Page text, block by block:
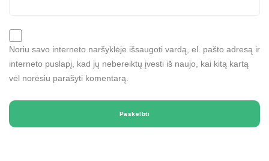
Noriu savo interneto naršyklėje išsaugoti vardą, el. pašto adresą ir
interneto puslapį, kad jų nebereiktų įvesti iš naujo, kai kitą kartą
vėl norėsiu parašyti komentarą.